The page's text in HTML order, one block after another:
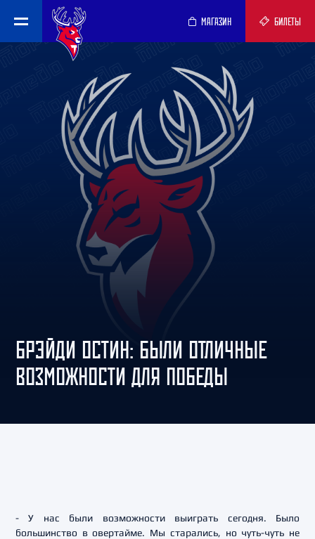
МАГАЗИН БИЛЕТЫ
БРЭЙДИ ОСТИН: БЫЛИ ОТЛИЧНЫЕ
ВОЗМОЖНОСТИ ДЛЯ ПОБЕДЫ
- У нас были возможности выиграть сегодня. Было
большинство в овертайме. Мы старались, но чуть-чуть не